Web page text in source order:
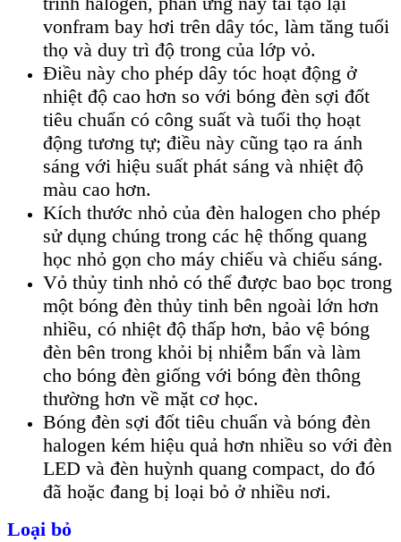
vonfram bay hơi trên dây tóc, làm tăng tuổi
thọ và duy trì độ trong của lớp vỏ.
Điều này cho phép dây tóc hoạt động ở
nhiệt độ cao hơn so với bóng đèn sợi đốt
tiêu chuẩn có công suất và tuổi thọ hoạt
động tương tự; điều này cũng tạo ra ánh
sáng với hiệu suất phát sáng và nhiệt độ
màu cao hơn.
Kích thước nhỏ của đèn halogen cho phép
sử dụng chúng trong các hệ thống quang
học nhỏ gọn cho máy chiếu và chiếu sáng.
Vỏ thủy tinh nhỏ có thể được bao bọc trong
một bóng đèn thủy tinh bên ngoài lớn hơn
nhiều, có nhiệt độ thấp hơn, bảo vệ bóng
đèn bên trong khỏi bị nhiễm bẩn và làm
cho bóng đèn giống với bóng đèn thông
thường hơn về mặt cơ học.
Bóng đèn sợi đốt tiêu chuẩn và bóng đèn
halogen kém hiệu quả hơn nhiều so với đèn
LED và đèn huỳnh quang compact, do đó
đã hoặc đang bị loại bỏ ở nhiều nơi.
Loại bỏ